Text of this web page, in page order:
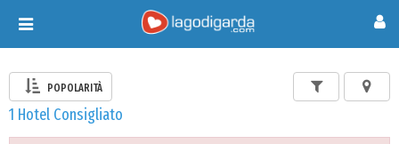
Toggle
navigation
POPOLARITÀ
1 Hotel Consigliato